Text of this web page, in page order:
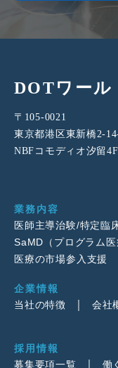
DOTワール
〒105-0021
東京都港区東新橋2-
NBFコモディオ汐留4F
業務内容
医師主導治験/特定臨
SaMD（プログラム
医療の市場参入支援
企業情報
当社の特徴
会社
採用情報
募集要項一覧
働